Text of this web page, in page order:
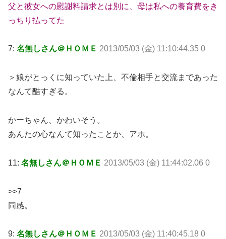
父と彼女への慰謝料請求とは別に、母は私への養育費をき
っちり払ってた
7: 名無しさん＠ＨＯＭＥ 2013/05/03 (金) 11:10:44.35 0
＞娘がとっくに知っていた上、不倫相手と交流まであった
なんて酷すぎる。
かーちゃん、かわいそう。
あんたの心なんて知ったことか、アホ。
11: 名無しさん＠ＨＯＭＥ 2013/05/03 (金) 11:44:02.06 0
>>7
同感。
9: 名無しさん＠ＨＯＭＥ 2013/05/03 (金) 11:40:45.18 0